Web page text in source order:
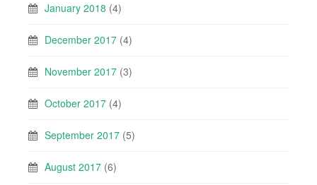
January 2018 (4)
December 2017 (4)
November 2017 (3)
October 2017 (4)
September 2017 (5)
August 2017 (6)